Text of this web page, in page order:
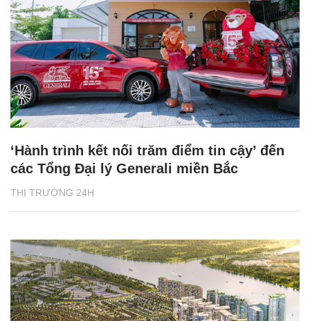
THỊ TRƯỜNG 24H
‘Hành trình kết nối trăm điểm tin cậy’ đến
các Tổng Đại lý Generali miền Bắc